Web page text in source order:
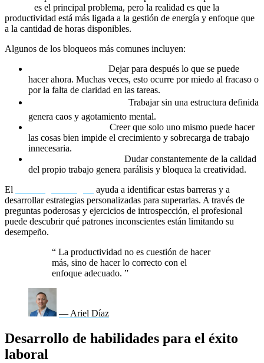
es el principal problema, pero la realidad es que la
productividad está más ligada a la gestión de energía y enfoque que
a la cantidad de horas disponibles.
Algunos de los bloqueos más comunes incluyen:
Dejar para después lo que se puede
hacer ahora. Muchas veces, esto ocurre por miedo al fracaso o
por la falta de claridad en las tareas.
Trabajar sin una estructura definida
genera caos y agotamiento mental.
Creer que solo uno mismo puede hacer
las cosas bien impide el crecimiento y sobrecarga de trabajo
innecesaria.
Dudar constantemente de la calidad
del propio trabajo genera parálisis y bloquea la creatividad.
El
ayuda a identificar estas barreras y a
desarrollar estrategias personalizadas para superarlas. A través de
preguntas poderosas y ejercicios de introspección, el profesional
puede descubrir qué patrones inconscientes están limitando su
desempeño.
“ La productividad no es cuestión de hacer
más, sino de hacer lo correcto con el
enfoque adecuado. ”
— Ariel Díaz
Desarrollo de habilidades para el éxito
laboral